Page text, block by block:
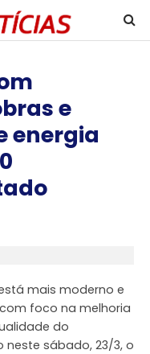
e
energia
mais moderno e
foco na melhoria
do
neste sábado, 23/3, o